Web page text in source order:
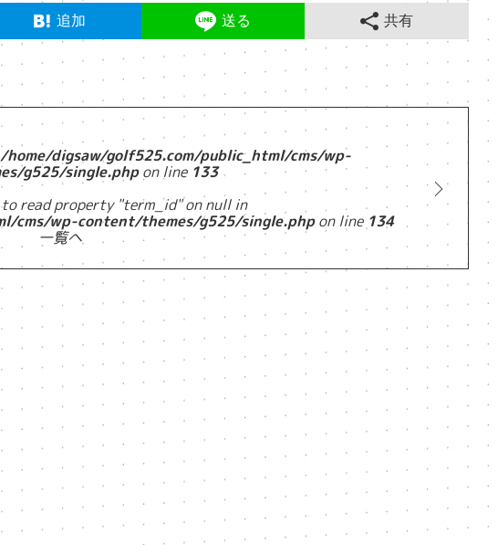
追加 送る 共有
/home/digsaw/golf525.com/public_html/cms/wp-
g525/single.phpon line 133
read property "term_id" on null in
cms/wp-content/themes/g525/single.phpon line 134
一覧へ